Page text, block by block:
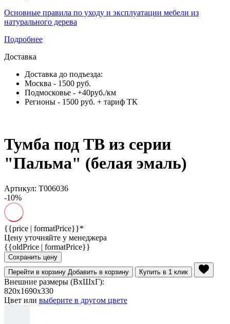
Основные правила по уходу и эксплуатации мебели из
натурального дерева
Подробнее
Доставка
Доставка до подъезда:
Москва - 1500 руб.
Подмосковье - +40руб./км
Регионы - 1500 руб. + тариф ТК
Тумба под ТВ из серии
"Пальма" (белая эмаль)
Артикул: Т006036
-10%
{{price | formatPrice}}*
Цену уточняйте у менеджера
{{oldPrice | formatPrice}}
Сохранить цену
Перейти в корзину Добавить в корзину Купить в 1 клик
Внешние размеры (ВхШхГ):
820x1690x330
Цвет или выберите в другом цвете